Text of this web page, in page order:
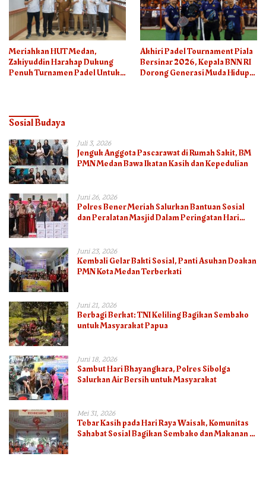
Meriahkan HUT Medan,
Zakiyuddin Harahap Dukung
Penuh Turnamen Padel Untuk
Akhiri Padel Tournament Piala
Bersinar 2026, Kepala BNN RI
Dorong Generasi Muda Hidup
Sosial Budaya
Juli 3, 2026
Jenguk Anggota Pascarawat di Rumah Sakit, BM
PMN Medan Bawa Ikatan Kasih dan Kepedulian
Juni 26, 2026
Polres Bener Meriah Salurkan Bantuan Sosial
dan Peralatan Masjid Dalam Peringatan Hari
Juni 23, 2026
Kembali Gelar Bakti Sosial, Panti Asuhan Doakan
PMN Kota Medan Terberkati
Juni 21, 2026
Berbagi Berkat: TNI Keliling Bagikan Sembako
untuk Masyarakat Papua
Juni 18, 2026
Sambut Hari Bhayangkara, Polres Sibolga
Salurkan Air Bersih untuk Masyarakat
Mei 31, 2026
Tebar Kasih pada Hari Raya Waisak, Komunitas
Sahabat Sosial Bagikan Sembako dan Makanan di